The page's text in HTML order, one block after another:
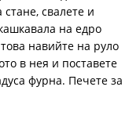
свалете и
на едро
навийте на руло
в нея и поставете
фурна. Печете за